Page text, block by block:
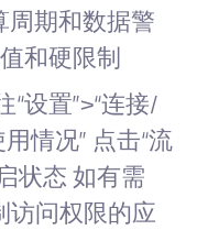
周期和数据警
和硬限制
设置”>“连接/
情况” 点击“流
状态 如有需
访问权限的应